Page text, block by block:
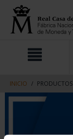
contenido
navegacin
INICIO PRODUCTOS